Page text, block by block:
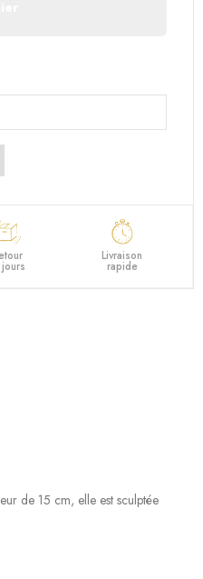
jours
Livraison
rapide
de 15 cm, elle est sculptée